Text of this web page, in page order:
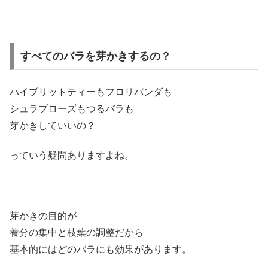
すべてのバラを芽かきするの？
ハイブリットティーもフロリバンダも
シュラブローズもつるバラも
芽かきしていいの？
っていう疑問ありますよね。
芽かきの目的が
養分の集中と枝葉の調整だから
基本的にはどのバラにも効果があります。